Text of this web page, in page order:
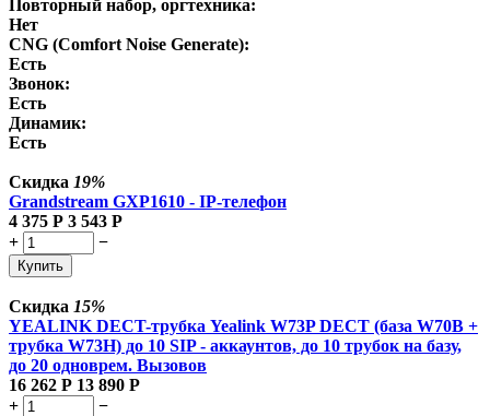
Повторный набор, оргтехника:
Нет
CNG (Comfort Noise Generate):
Есть
Звонок:
Есть
Динамик:
Есть
Скидка 19%
Grandstream GXP1610 - IP-телефон
4 375 Р 3 543 Р
+
−
Купить
Скидка 15%
YEALINK DECT-трубка Yealink W73P DECT (база W70B +
трубка W73H) до 10 SIP - аккаунтов, до 10 трубок на базу,
до 20 одноврем. Вызовов
16 262 Р 13 890 Р
+
−